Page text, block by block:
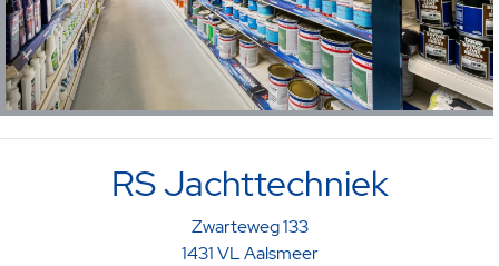
RS Jachttechniek
Zwarteweg 133
1431 VL Aalsmeer